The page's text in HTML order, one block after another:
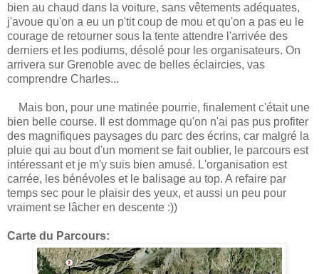
bien au chaud dans la voiture, sans vêtements adéquates,
j'avoue qu'on a eu un p'tit coup de mou et qu'on a pas eu le
courage de retourner sous la tente attendre l'arrivée des
derniers et les podiums, désolé pour les organisateurs. On
arrivera sur Grenoble avec de belles éclaircies, vas
comprendre Charles...
Mais bon, pour une matinée pourrie, finalement c'était une
bien belle course. Il est dommage qu'on n'ai pas pus profiter
des magnifiques paysages du parc des écrins, car malgré la
pluie qui au bout d'un moment se fait oublier, le parcours est
intéressant et je m'y suis bien amusé. L'organisation est
carrée, les bénévoles et le balisage au top. A refaire par
temps sec pour le plaisir des yeux, et aussi un peu pour
vraiment se lâcher en descente :))
Carte du Parcours: